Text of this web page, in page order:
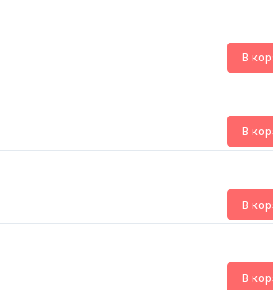
В
В
В
В